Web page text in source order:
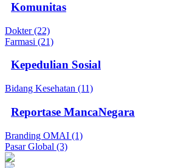
Komunitas
Dokter (22)
Farmasi (21)
Kepedulian Sosial
Bidang Kesehatan (11)
Reportase MancaNegara
Branding OMAI (1)
Pasar Global (3)